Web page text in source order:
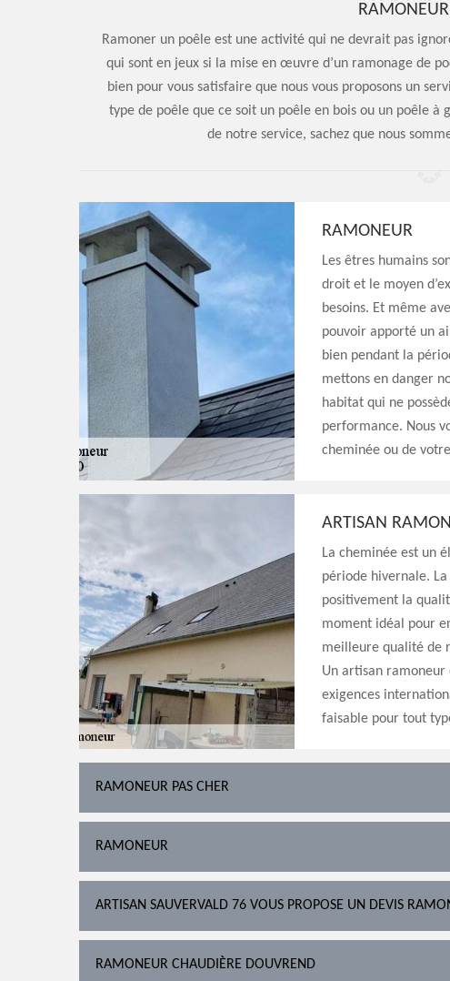
RAMONEUR
Ramoner un poêle est une activité qui ne devrait pas
qui sont en jeux si la mise en œuvre d’un ramonage de
bien pour vous satisfaire que nous vous proposons un
type de poêle que ce soit un poêle en bois ou un poêle
de notre service, sachez que nous
RAMONEUR
Les êtres humains
droit et le moyen
besoins. Et même
pouvoir apporté un
bien pendant la
mettons en danger
habitat qui ne
performance. Nous
cheminée ou de
ARTISAN
La cheminée est un
période hivernale.
positivement la
moment idéal pour
meilleure qualité de
Un artisan
exigences
faisable pour tout
RAMONEUR PAS CHER
RAMONEUR
ARTISAN SAUVERVALD 76 VOUS PROPOSE UN DEVIS
RAMONEUR CHAUDIÈRE DOUVREND